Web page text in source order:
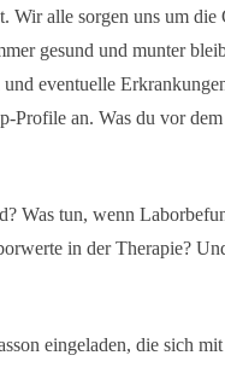
Wir alle sorgen uns um die
gesund und munter
eventuelle
Profile an. Was du vor
Was tun, wenn
in der Therapie?
eingeladen, die sich